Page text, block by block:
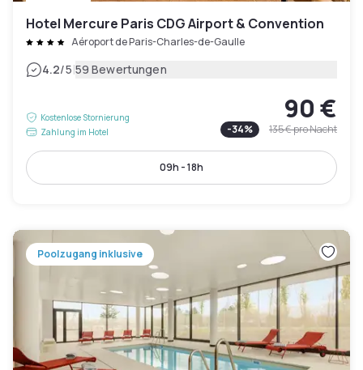
Hotel Mercure Paris CDG Airport & Convention
Aéroport de Paris-Charles-de-Gaulle
4.2/5|59 Bewertungen
Kostenlose Stornierung
Zahlung im Hotel
90 €
-34% 135 €pro Nacht
09h - 18h
Poolzugang inklusive